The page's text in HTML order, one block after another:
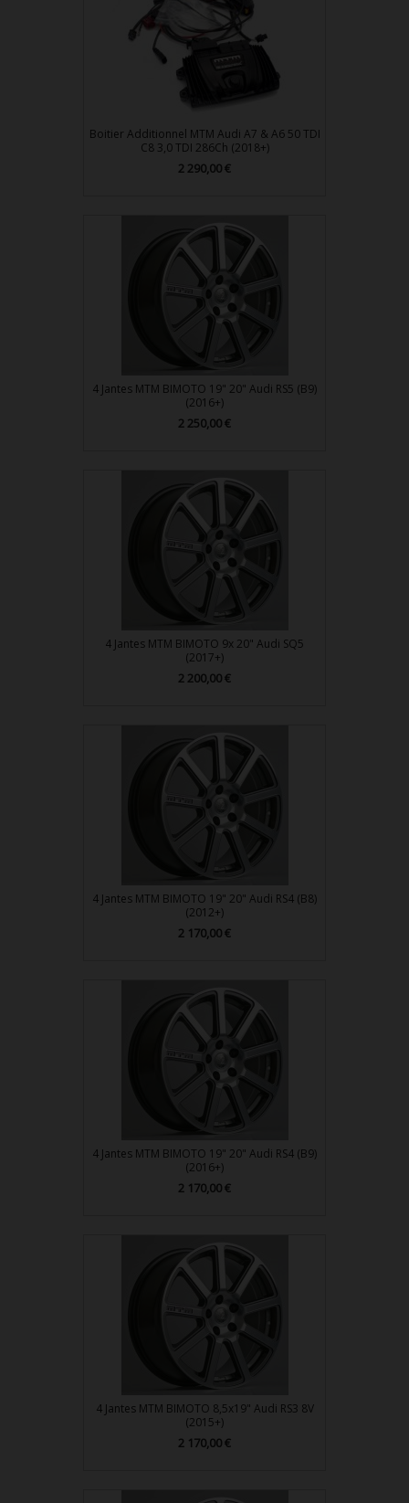
Boitier Additionnel MTM Audi A7 & A6 50 TDI
C8 3,0 TDI 286Ch (2018+)
Prix
2 290,00 €
4 Jantes MTM BIMOTO 19" 20" Audi RS5 (B9)
(2016+)
Prix
2 250,00 €
4 Jantes MTM BIMOTO 9x 20" Audi SQ5
(2017+)
Prix
2 200,00 €
4 Jantes MTM BIMOTO 19" 20" Audi RS4 (B8)
(2012+)
Prix
2 170,00 €
4 Jantes MTM BIMOTO 19" 20" Audi RS4 (B9)
(2016+)
Prix
2 170,00 €
4 Jantes MTM BIMOTO 8,5x19" Audi RS3 8V
(2015+)
Prix
2 170,00 €